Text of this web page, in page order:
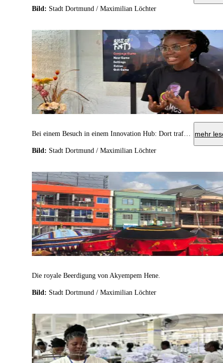
Bild: Stadt Dortmund / Maximilian Löchter
Bei einem Besuch in einem Innovation Hub: Dort traf die Delegation auf das Start-up O Games, das Games mit afrikanischen Traditionen und starken weiblichen Hauptfiguren entwickelt. mehr
Bild: Stadt Dortmund / Maximilian Löchter
Die royale Beerdigung von Akyempem Hene.
Bild: Stadt Dortmund / Maximilian Löchter